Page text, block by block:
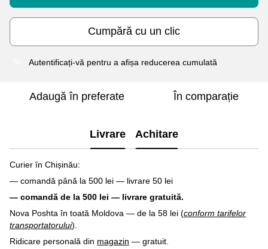
Cumpără cu un clic
Autentificați-vă pentru a afișa reducerea cumulată
Adaugă în preferate În comparație
Livrare Achitare
Curier în Chișinău:
— comandă până la 500 lei — livrare 50 lei
— comandă de la 500 lei — livrare gratuită.
Nova Poshta în toată Moldova — de la 58 lei (conform tarifelor
transportatorului).
Ridicare personală din magazin — gratuit.